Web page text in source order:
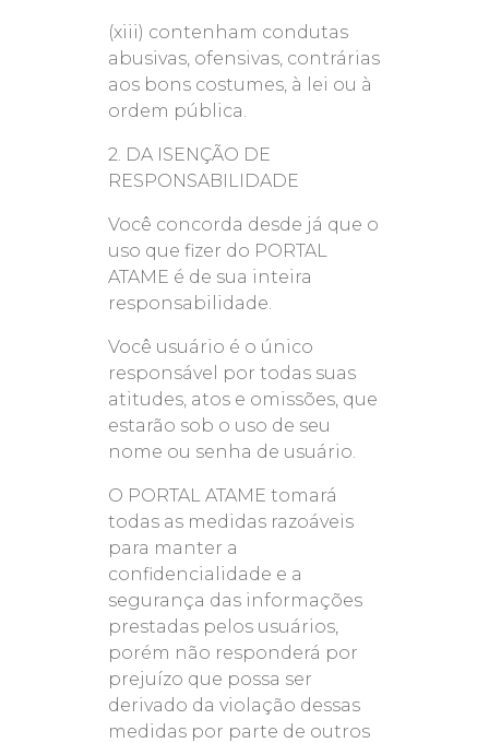
(xiii) contenham condutas
abusivas, ofensivas, contrárias
aos bons costumes, à lei ou à
ordem pública.
2. DA ISENÇÃO DE
RESPONSABILIDADE
Você concorda desde já que o
uso que fizer do PORTAL
ATAME é de sua inteira
responsabilidade.
Você usuário é o único
responsável por todas suas
atitudes, atos e omissões, que
estarão sob o uso de seu
nome ou senha de usuário.
O PORTAL ATAME tomará
todas as medidas razoáveis
para manter a
confidencialidade e a
segurança das informações
prestadas pelos usuários,
porém não responderá por
prejuízo que possa ser
derivado da violação dessas
medidas por parte de outros